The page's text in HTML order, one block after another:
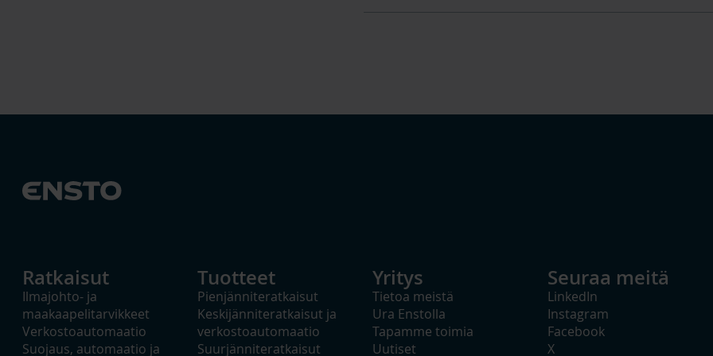
Ratkaisut
Ilmajohto- ja
maakaapelitarvikkeet
Verkostoautomaatio
Suojaus, automaatio ja
Tuotteet
Pienjänniteratkaisut
Keskijänniteratkaisut ja
verkostoautomaatio
Suurjänniteratkaisut
Yritys
Tietoa meistä
Ura Enstolla
Tapamme toimia
Uutiset
Seuraa meitä
LinkedIn
Instagram
Facebook
X